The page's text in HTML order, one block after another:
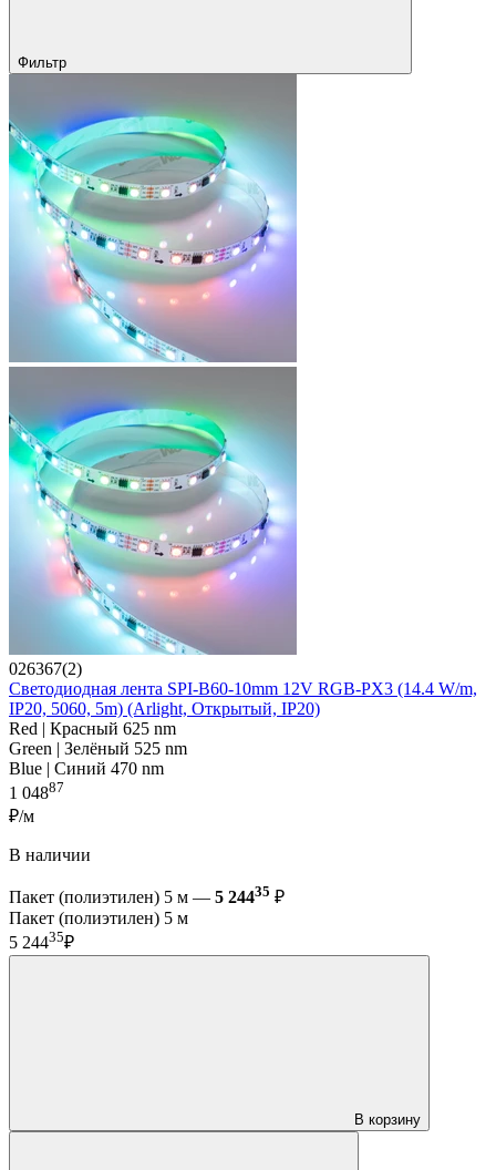
Фильтр
026367(2)
Светодиодная лента SPI-B60-10mm 12V RGB-PX3 (14.4 W/m,
IP20, 5060, 5m) (Arlight, Открытый, IP20)
Red | Красный 625 nm
Green | Зелёный 525 nm
Blue | Синий 470 nm
1 04887
₽/м
В наличии
Пакет (полиэтилен) 5 м — 5 24435 ₽
Пакет (полиэтилен) 5 м
5 24435₽
В корзину